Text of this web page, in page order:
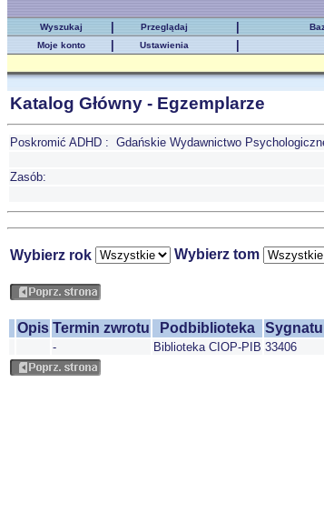
Wyszukaj Przeglądaj
Moje konto
Ustawienia
Katalog Główny - Egzemplarze
Poskromić ADHD : Gdańskie Wydawnictwo
Zasób:
Wybierz rok Wybierz tom
Opis Termin zwrotu Podbiblioteka
- Biblioteka CIOP-PIB 33406